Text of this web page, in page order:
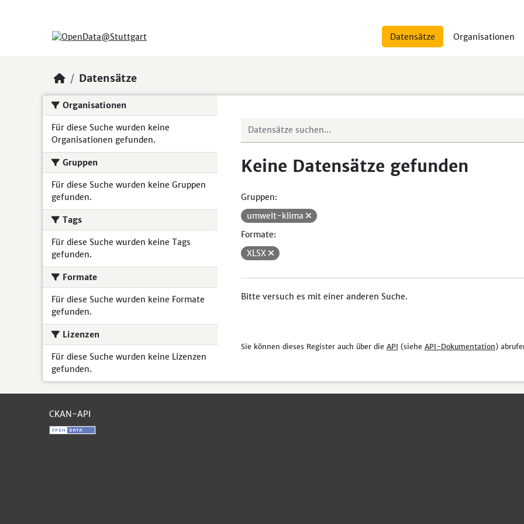
Datensätze Organisationen
Datensätze
Organisationen
Für diese Suche wurden keine
Organisationen gefunden.
Gruppen
Für diese Suche wurden keine Gruppen
gefunden.
Tags
Für diese Suche wurden keine Tags
gefunden.
Formate
Für diese Suche wurden keine Formate
gefunden.
Lizenzen
Für diese Suche wurden keine Lizenzen
gefunden.
Keine Datensätze gefunden
Gruppen:
umwelt-klima
Formate:
XLSX
Bitte versuch es mit einer anderen Suche.
Sie können dieses Register auch über die API (siehe API-Dokumentation)
CKAN-API